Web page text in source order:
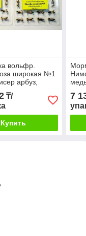
вольфр.
широкая №1
арбуз,
(20321)
₸/
Купить
7